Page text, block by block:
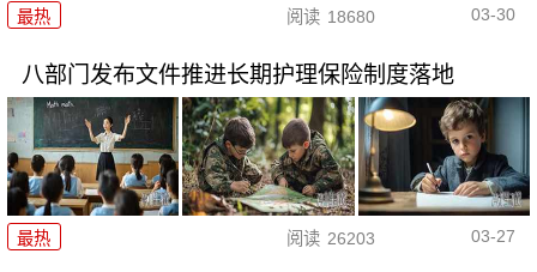
最热 阅读 18680 03-30
八部门发布文件推进长期护理保险制度落地
最热 阅读 26203 03-27